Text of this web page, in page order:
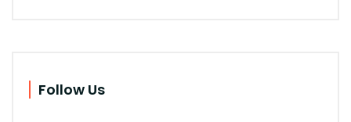
Follow Us